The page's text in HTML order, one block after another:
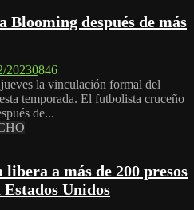
Blooming después de más
20230846
la vinculación formal del
temporada. El futbolista cruceño
de...
a más de 200 presos
Unidos